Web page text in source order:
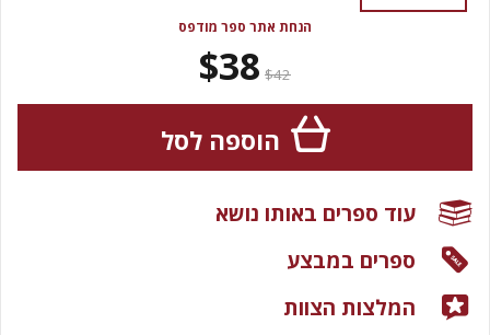
הנחת אתר ספר מודפס
$42
$38
הוספה לסל
עוד ספרים באותו נושא
ספרים במבצע
המלצות הצוות